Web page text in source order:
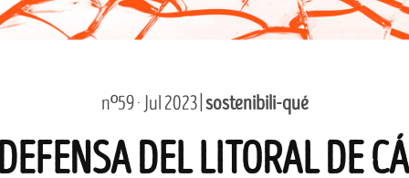
nº59 · Jul 2023 | sostenibili-qué
DEL LITORAL DE